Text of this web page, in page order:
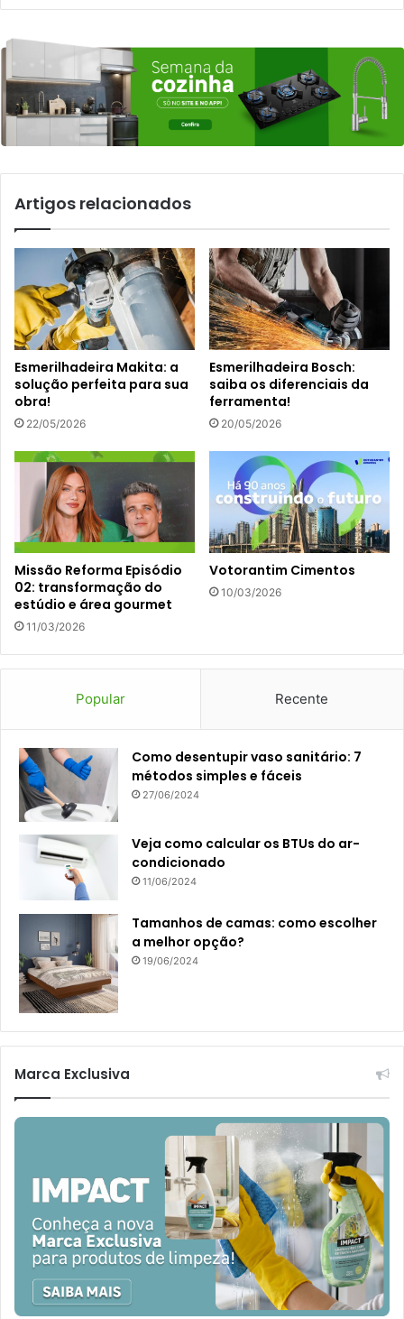
Artigos relacionados
Esmerilhadeira Makita: a
solução perfeita para sua
obra!
22/05/2026
Esmerilhadeira Bosch:
saiba os diferenciais da
ferramenta!
20/05/2026
Missão Reforma Episódio
02: transformação do
estúdio e área gourmet
11/03/2026
Votorantim Cimentos
10/03/2026
Popular Recente
Como desentupir vaso sanitário: 7
métodos simples e fáceis
27/06/2024
Veja como calcular os BTUs do ar-
condicionado
11/06/2024
Tamanhos de camas: como escolher
a melhor opção?
19/06/2024
Marca Exclusiva